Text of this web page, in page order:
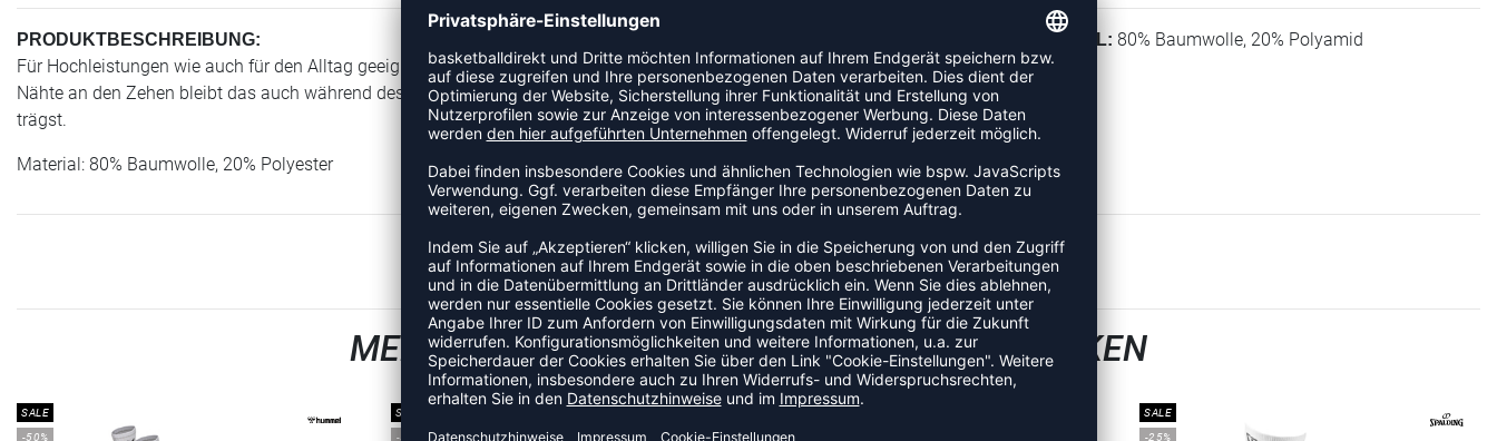
PRODUKTBESCHREIBUNG:
Für Hochleistungen wie auch für den Alltag geeignet: der 3-PACK BASIC SOCK. Extrem bequem und dank reibungsarmer
Nähte an den Zehen bleibt das auch während des Trainings so. Perfekt, wenn du sie mit deinen hummel- Lieblingsschuhen
trägst.
Material: 80% Baumwolle, 20% Polyester
MATERIAL: 80% Baumwolle, 20% Polyamid
ZULETZT ANGESEHEN
MEHR AUS DER KATEGORIE BASKETBALLSOCKEN
SALE
-50%
SALE
-50%
-35%
SALE
-25%